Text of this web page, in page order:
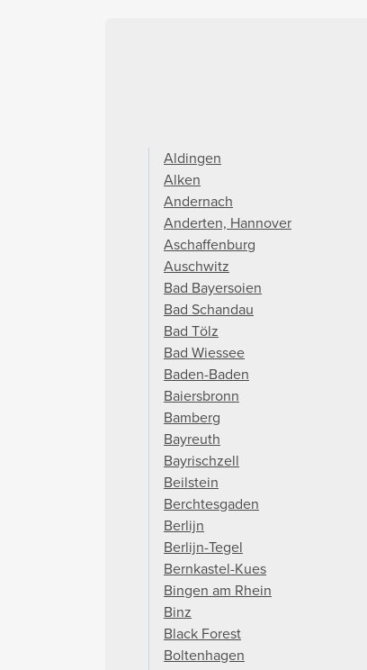
Aldingen
Alken
Andernach
Anderten, Hannover
Aschaffenburg
Auschwitz
Bad Bayersoien
Bad Schandau
Bad Tölz
Bad Wiessee
Baden-Baden
Baiersbronn
Bamberg
Bayreuth
Bayrischzell
Beilstein
Berchtesgaden
Berlijn
Berlijn-Tegel
Bernkastel-Kues
Bingen am Rhein
Binz
Black Forest
Boltenhagen